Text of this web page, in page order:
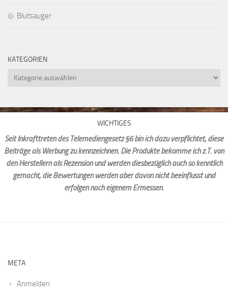
Blutsauger
KATEGORIEN
Kategorien
WICHTIGES
Seit Inkrafttreten des Telemediengesetz §6 bin ich dazu verpflichtet, diese
Beiträge als Werbung zu kennzeichnen. Die Produkte bekomme ich z.T. von
den Herstellern als Rezension und werden diesbezüglich auch so kenntlich
gemacht, die Bewertungen werden aber davon nicht beeinflusst und
erfolgen nach eigenem Ermessen.
META
Anmelden